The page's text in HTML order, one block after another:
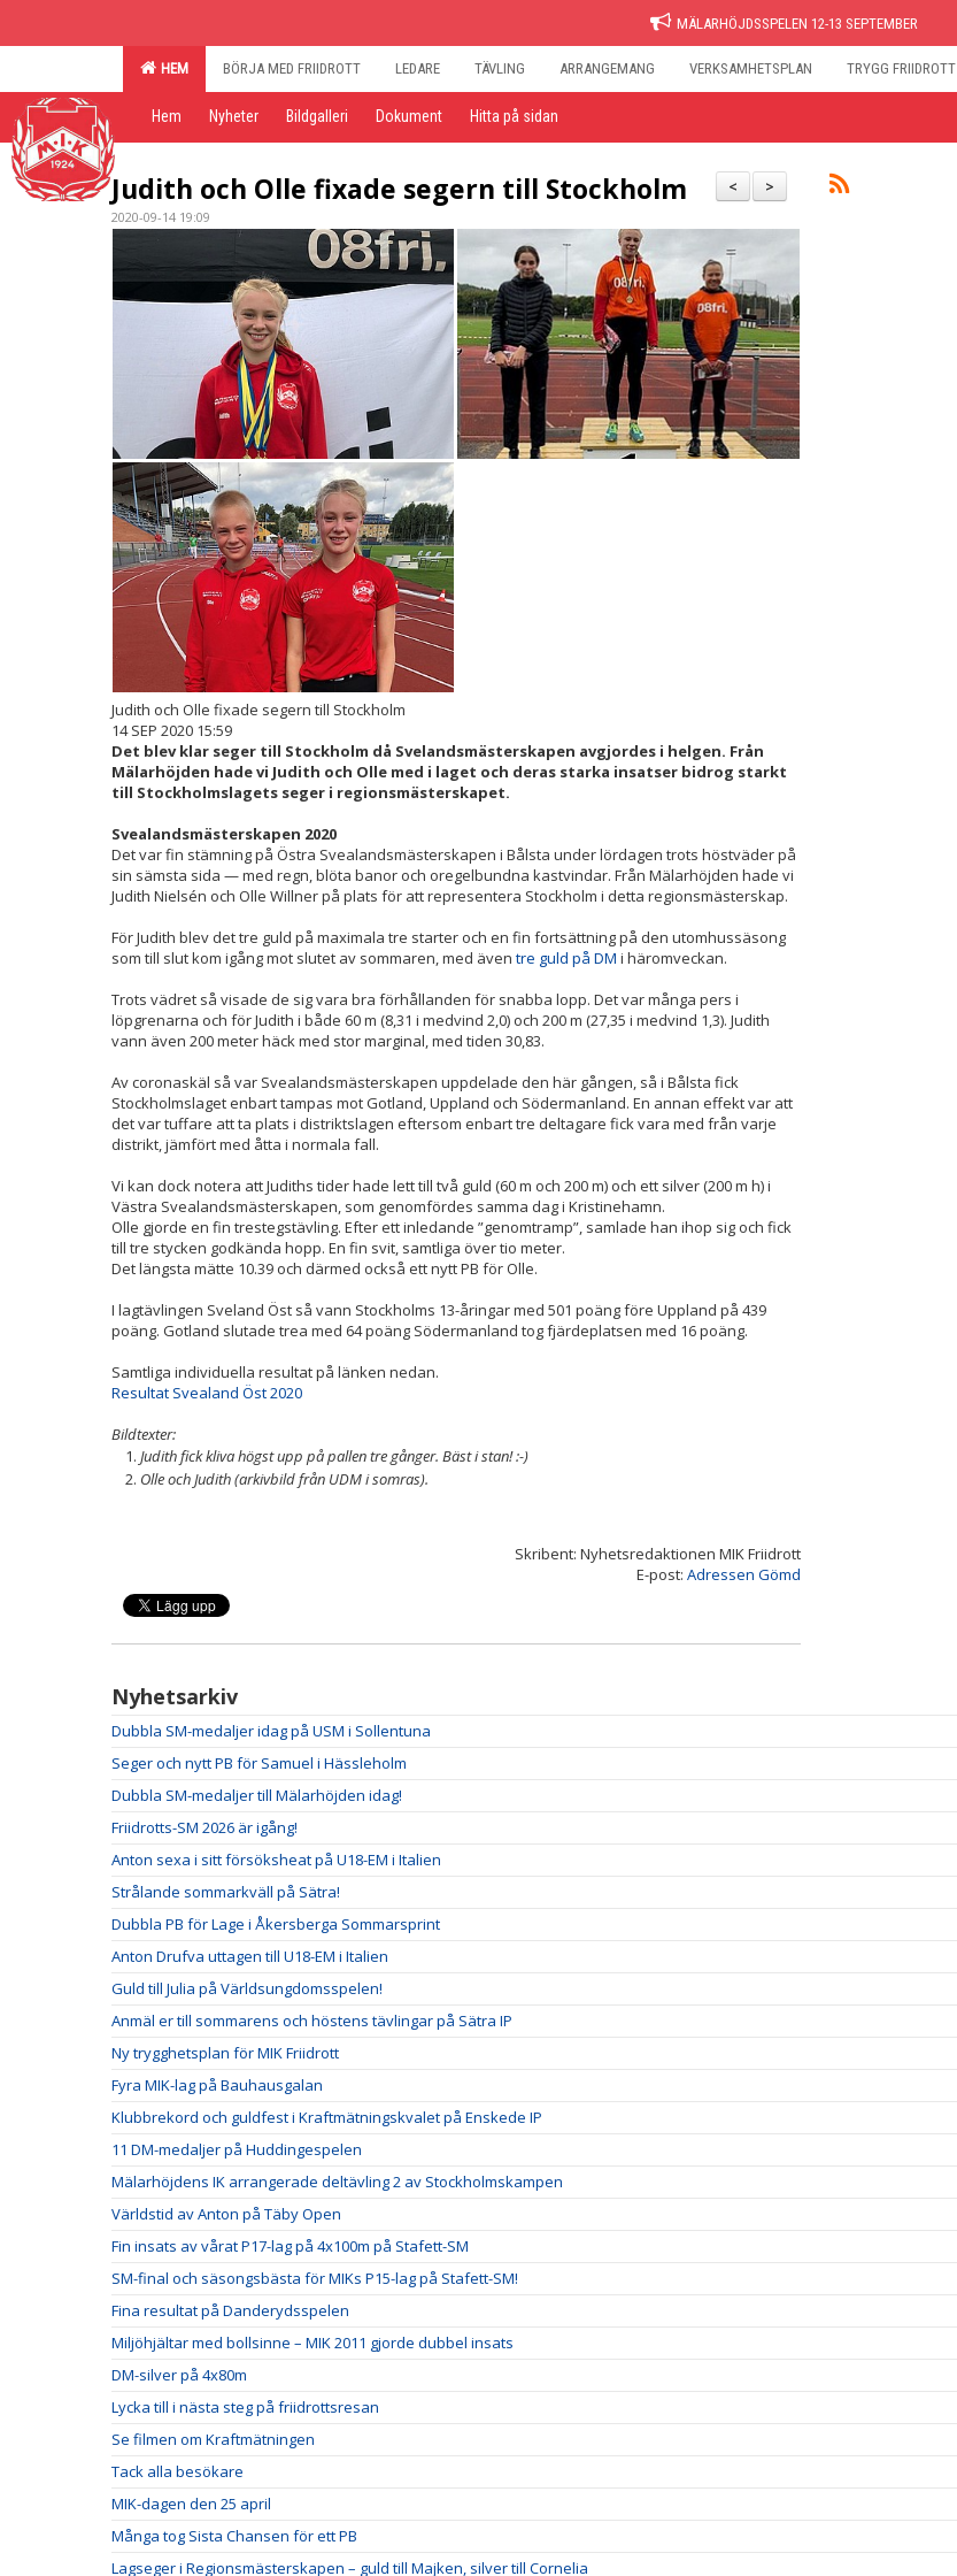
MÄLARHÖJDSSPELEN 12-13 SEPTEMBER
HEM BÖRJA MED FRIIDROTT LEDARE TÄVLING ARRANGEMANG VERKSAMHETSPLAN TRYGG FRIIDROTT
Hem Nyheter Bildgalleri Dokument Hitta på sidan
>
<
Judith och Olle fixade segern till Stockholm
2020-09-14 19:09
Judith och Olle fixade segern till Stockholm
14 SEP 2020 15:59
Det blev klar seger till Stockholm då Svelandsmästerskapen avgjordes i helgen. Från
Mälarhöjden hade vi Judith och Olle med i laget och deras starka insatser bidrog starkt
till Stockholmslagets seger i regionsmästerskapet.
Svealandsmästerskapen 2020
Det var fin stämning på Östra Svealandsmästerskapen i Bålsta under lördagen trots höstväder på
sin sämsta sida — med regn, blöta banor och oregelbundna kastvindar. Från Mälarhöjden hade vi
Judith Nielsén och Olle Willner på plats för att representera Stockholm i detta regionsmästerskap.
För Judith blev det tre guld på maximala tre starter och en fin fortsättning på den utomhussäsong
som till slut kom igång mot slutet av sommaren, med även tre guld på DM i häromveckan.
Trots vädret så visade de sig vara bra förhållanden för snabba lopp. Det var många pers i
löpgrenarna och för Judith i både 60 m (8,31 i medvind 2,0) och 200 m (27,35 i medvind 1,3). Judith
vann även 200 meter häck med stor marginal, med tiden 30,83.
Av coronaskäl så var Svealandsmästerskapen uppdelade den här gången, så i Bålsta fick
Stockholmslaget enbart tampas mot Gotland, Uppland och Södermanland. En annan effekt var att
det var tuffare att ta plats i distriktslagen eftersom enbart tre deltagare fick vara med från varje
distrikt, jämfört med åtta i normala fall.
Vi kan dock notera att Judiths tider hade lett till två guld (60 m och 200 m) och ett silver (200 m h) i
Västra Svealandsmästerskapen, som genomfördes samma dag i Kristinehamn.
Olle gjorde en fin trestegstävling. Efter ett inledande ”genomtramp”, samlade han ihop sig och fick
till tre stycken godkända hopp. En fin svit, samtliga över tio meter.
Det längsta mätte 10.39 och därmed också ett nytt PB för Olle.
I lagtävlingen Sveland Öst så vann Stockholms 13-åringar med 501 poäng före Uppland på 439
poäng. Gotland slutade trea med 64 poäng Södermanland tog fjärdeplatsen med 16 poäng.
Samtliga individuella resultat på länken nedan.
Resultat Svealand Öst 2020
Bildtexter:
Judith fick kliva högst upp på pallen tre gånger. Bäst i stan! :-)
Olle och Judith (arkivbild från UDM i somras).
Skribent: Nyhetsredaktionen MIK Friidrott
E-post: Adressen Gömd
Nyhetsarkiv
Dubbla SM-medaljer idag på USM i Sollentuna
Seger och nytt PB för Samuel i Hässleholm
Dubbla SM-medaljer till Mälarhöjden idag!
Friidrotts-SM 2026 är igång!
Anton sexa i sitt försöksheat på U18-EM i Italien
Strålande sommarkväll på Sätra!
Dubbla PB för Lage i Åkersberga Sommarsprint
Anton Drufva uttagen till U18-EM i Italien
Guld till Julia på Världsungdomsspelen!
Anmäl er till sommarens och höstens tävlingar på Sätra IP
Ny trygghetsplan för MIK Friidrott
Fyra MIK-lag på Bauhausgalan
Klubbrekord och guldfest i Kraftmätningskvalet på Enskede IP
11 DM-medaljer på Huddingespelen
Mälarhöjdens IK arrangerade deltävling 2 av Stockholmskampen
Världstid av Anton på Täby Open
Fin insats av vårat P17-lag på 4x100m på Stafett-SM
SM-final och säsongsbästa för MIKs P15-lag på Stafett-SM!
Fina resultat på Danderydsspelen
Miljöhjältar med bollsinne – MIK 2011 gjorde dubbel insats
DM-silver på 4x80m
Lycka till i nästa steg på friidrottsresan
Se filmen om Kraftmätningen
Tack alla besökare
MIK-dagen den 25 april
Många tog Sista Chansen för ett PB
Lagseger i Regionsmästerskapen – guld till Majken, silver till Cornelia